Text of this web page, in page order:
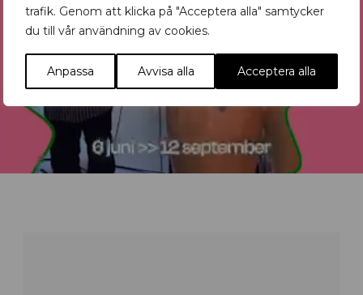
trafik. Genom att klicka på "Acceptera alla" samtycker
du till vår användning av cookies.
Anpassa Avvisa alla Acceptera alla